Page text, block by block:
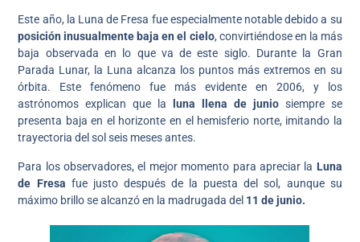
Este año, la Luna de Fresa fue especialmente notable debido a su
posición inusualmente baja en el cielo, convirtiéndose en la más
baja observada en lo que va de este siglo. Durante la Gran
Parada Lunar, la Luna alcanza los puntos más extremos en su
órbita. Este fenómeno fue más evidente en 2006, y los
astrónomos explican que la luna llena de junio siempre se
presenta baja en el horizonte en el hemisferio norte, imitando la
trayectoria del sol seis meses antes.
Para los observadores, el mejor momento para apreciar la Luna
de Fresa fue justo después de la puesta del sol, aunque su
máximo brillo se alcanzó en la madrugada del 11 de junio.